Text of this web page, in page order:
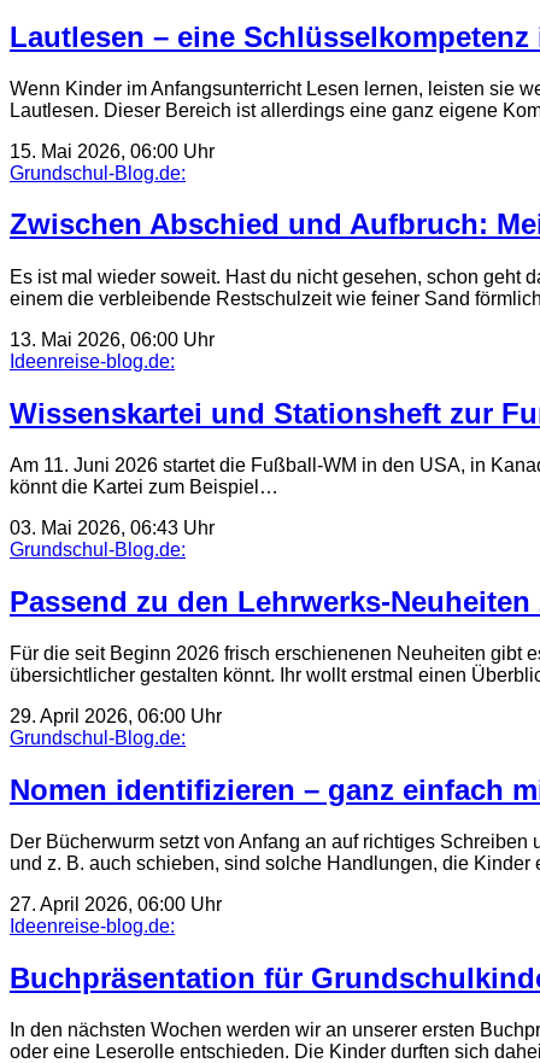
Lautlesen – eine
Wenn Kinder im Anfangsunterricht Lesen lernen, leisten sie
Lautlesen. Dieser Bereich ist allerdings eine ganz eigene
15. Mai 2026, 06:00 Uhr
Grundschul-Blog.de:
Zwischen Abschied und Aufbruch:
Es ist mal wieder soweit. Hast du nicht gesehen, schon geht
einem die verbleibende Restschulzeit wie feiner Sand
13. Mai 2026, 06:00 Uhr
Ideenreise-blog.de:
Wissenskartei und Stationsheft zur
Am 11. Juni 2026 startet die Fußball-WM in den USA, in
könnt die Kartei zum Beispiel…
03. Mai 2026, 06:43 Uhr
Grundschul-Blog.de:
Passend zu den Lehrwerks-
Für die seit Beginn 2026 frisch erschienenen Neuheiten gibt
übersichtlicher gestalten könnt. Ihr wollt erstmal einen
29. April 2026, 06:00 Uhr
Grundschul-Blog.de:
Nomen identifizieren – ganz einfach
Der Bücherwurm setzt von Anfang an auf richtiges
und z. B. auch schieben, sind solche Handlungen, die
27. April 2026, 06:00 Uhr
Ideenreise-blog.de:
Buchpräsentation für
In den nächsten Wochen werden wir an unserer ersten
oder eine Leserolle entschieden. Die Kinder durften sich